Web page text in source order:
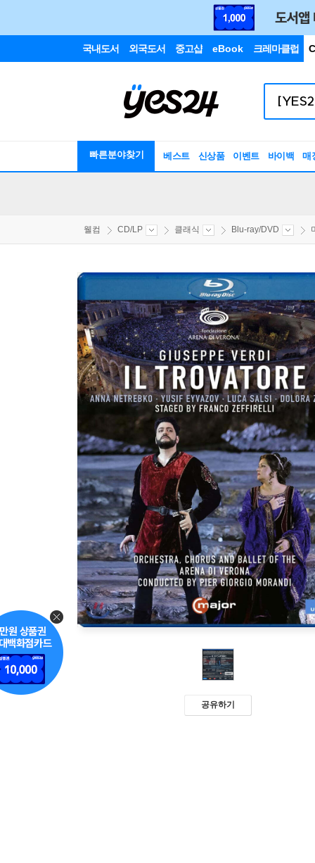
국내도서 외국도서 중고샵 eBook 크레마클럽
빠른분야찾기 베스트 신상품 이벤트 바이백 매
웰컴 CD/LP 클래식 Blu-ray/DVD
공유하기